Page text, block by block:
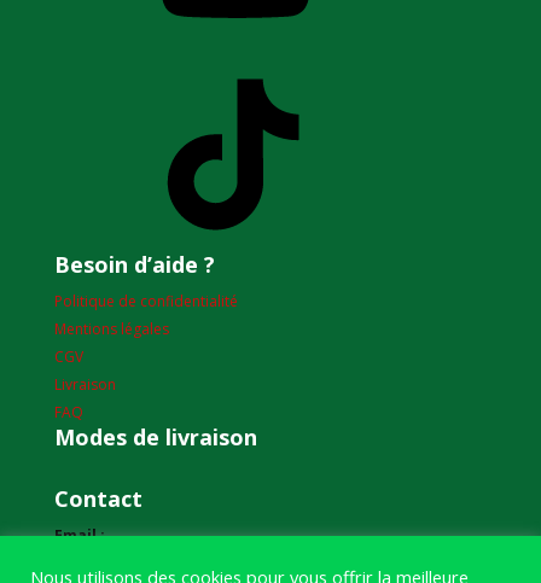
Besoin d’aide ?
Politique de confidentialité
Mentions légales
CGV
Livraison
FAQ
Modes de livraison
Contact
Email :
Nous utilisons des cookies pour vous offrir la meilleure